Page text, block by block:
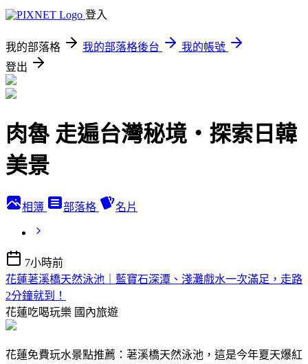
登入
我的部落格 我的部落格後台
我的帳號
登出
肉魯 走遍台灣秘境・探索日韓
美景
相簿 部落格 名片
7小時前
花蓮荖溪橋天然泳池｜藍寶石深潭、淺灘戲水一次滿足，走路
2分鐘就到！
花蓮吃喝玩樂 國內旅遊
花蓮免費玩水景點推薦：荖溪橋天然泳池，這是今年夏天爆紅